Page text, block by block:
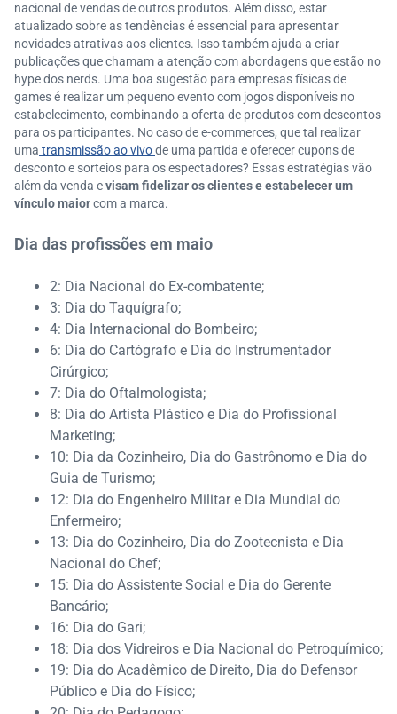
nacional de vendas de outros produtos. Além disso, estar
atualizado sobre as tendências é essencial para apresentar
novidades atrativas aos clientes. Isso também ajuda a criar
publicações que chamam a atenção com abordagens que estão no
hype dos nerds. Uma boa sugestão para empresas físicas de
games é realizar um pequeno evento com jogos disponíveis no
estabelecimento, combinando a oferta de produtos com descontos
para os participantes. No caso de e-commerces, que tal realizar
uma transmissão ao vivode uma partida e oferecer cupons de
desconto e sorteios para os espectadores? Essas estratégias vão
além da venda evisam fidelizar os clientes e estabelecer um
vínculo maiorcom a marca.
Dia das profissões em maio
2: Dia Nacional do Ex-combatente;
3: Dia do Taquígrafo;
4: Dia Internacional do Bombeiro;
6: Dia do Cartógrafo e Dia do Instrumentador
Cirúrgico;
7: Dia do Oftalmologista;
8: Dia do Artista Plástico e Dia do Profissional
Marketing;
10: Dia da Cozinheiro, Dia do Gastrônomo e Dia do
Guia de Turismo;
12: Dia do Engenheiro Militar e Dia Mundial do
Enfermeiro;
13: Dia do Cozinheiro, Dia do Zootecnista e Dia
Nacional do Chef;
15: Dia do Assistente Social e Dia do Gerente
Bancário;
16: Dia do Gari;
18: Dia dos Vidreiros e Dia Nacional do Petroquímico;
19: Dia do Acadêmico de Direito, Dia do Defensor
Público e Dia do Físico;